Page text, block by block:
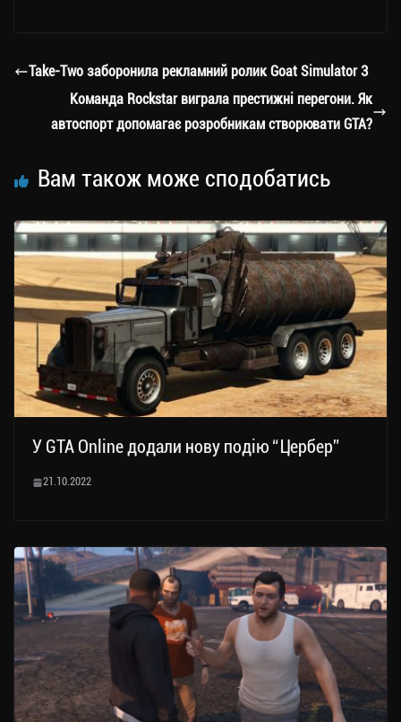
a
m
er ok Li
nk
ли
ти
ся
Take-Two заборонила рекламний ролик Goat Simulator 3
Команда Rockstar виграла престижні перегони. Як
автоспорт допомагає розробникам створювати GTA?
Вам також може сподобатись
У GTA Online додали нову подію “Цербер”
21.10.2022